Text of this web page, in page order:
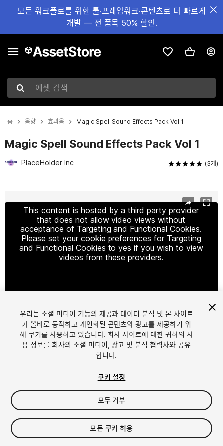
모든 워크플로를 위한 툴·프레임워크·콘텐츠로 더 빠르게
개발 — 전 품목 50% 할인.
에셋 검색
홈 음향 효과음 Magic Spell Sound Effects Pack Vol 1
Magic Spell Sound Effects Pack Vol 1
PlaceHolder Inc (3개)
This content is hosted by a third party provider
that does not allow video views without
acceptance of Targeting and Functional Cookies.
Please set your cookie preferences for Targeting
and Functional Cookies to yes if you wish to view
videos from these providers.
1/2
$12.49 $24.99
-50%
세금/부가세는 결제 시 반영됩니다.
우리는 소셜 미디어 기능의 제공과 데이터 분석 및 본 사이트
가 올바로 동작하고 개인화된 콘텐츠와 광고를 제공하기 위
해 쿠키를 사용하고 있습니다. 회사 사이트에 대한 귀하의 사
용 정보를 회사의 소셜 미디어, 광고 및 분석 협력사와 공유
합니다.
쿠키 설정
모두 거부
모든 쿠키 허용